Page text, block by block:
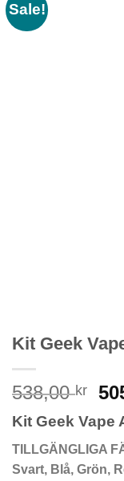
Sale!
Kit Geek
538,00kr
Kit Geek Vape
TILLGÄNGLIGA
Svart, Blå, Grön,